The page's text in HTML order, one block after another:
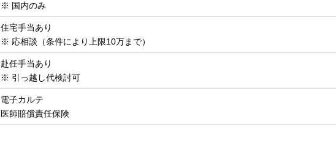
※ 国内のみ
住宅手当あり
※ 応相談（条件により上限10万まで）
赴任手当あり
※ 引っ越し代検討可
電子カルテ
医師賠償責任保険